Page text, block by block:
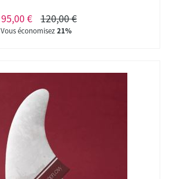
95,00 € 120,00 €
Vous économisez21%